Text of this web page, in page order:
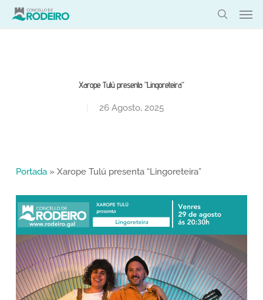
Skip
Xarope Tulú presenta “Lingoreteira”
26 Agosto, 2025
Portada» Xarope Tulú presenta “Lingoreteira”